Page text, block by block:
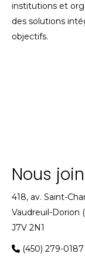
institutions et
des solutions
objectifs.
Nous
418, av. Saint-
Vaudreuil-Dorion
J7V 2N1
(450) 279-0187